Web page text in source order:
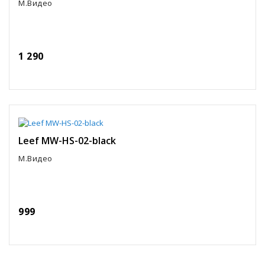
М.Видео
1 290
Leef MW-HS-02-black
М.Видео
999